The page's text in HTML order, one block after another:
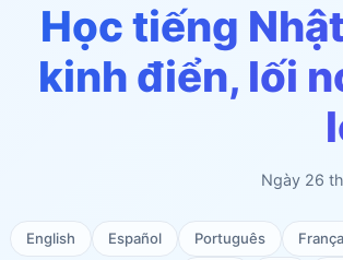
Học tiếng
kinh điển, lối
Ngày 26
English Español Português